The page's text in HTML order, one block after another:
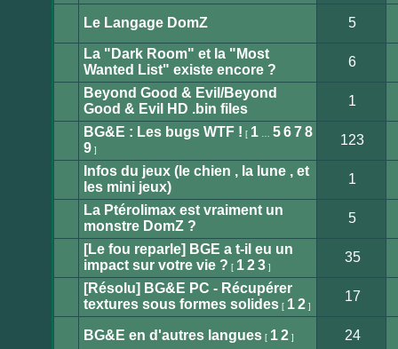
message
non
message
Le Langage DomZ 5
Aucun
message
non
La "Dark Room" et la "Most
Wanted List" existe encore ?
6
Aucun
message
non
Beyond Good & Evil/Beyond
Good & Evil HD .bin files
1
Aucun
message
BG&E : Les bugs WTF ! [ 1… 5 6 7 8
9]
123
Aucun
message
Infos du jeux (le chien , la lune , et
les mini jeux)
1
Aucun
message
La Ptérolimax est vraiment un
monstre DomZ ?
5
Aucun
message
[Le fou reparle] BGE a t-il eu un
impact sur votre vie ? [ 1 2 3]
35
Aucun
message
non
[Résolu] BG&E PC - Récupérer
textures sous formes solides[ 1 2]
17
BG&E en d'autres langues[ 1 2] 24